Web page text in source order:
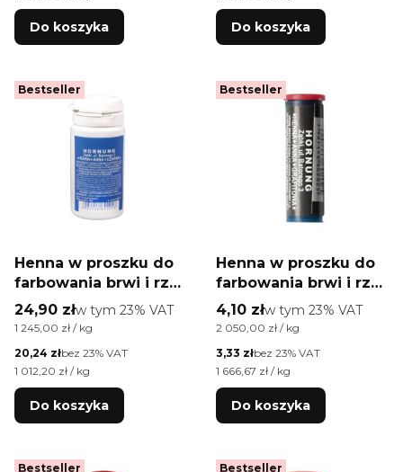
Do koszyka Do koszyka
Bestseller
Henna w proszku do
farbowania brwi i rzęs
Anna Hornung czarna
20 g
Cena brutto
24,90 złw tym %s VAT
w tym 23% VAT
Cena jednostkowa brutto
1 245,00 zł / kg
Cena netto
20,24 złbez 23% VAT
Cena jednostkowa netto
1 012,20 zł / kg
Do koszyka
Bestseller
Henna w proszku do
farbowania brwi i rzęs
Anna Hornung fiolka
grafitowa 2 g
Cena brutto
4,10 złw tym %s VAT
w tym 23% VAT
Cena jednostkowa brutto
2 050,00 zł / kg
Cena netto
3,33 złbez 23% VAT
Cena jednostkowa netto
1 666,67 zł / kg
Do koszyka
Bestseller Bestseller